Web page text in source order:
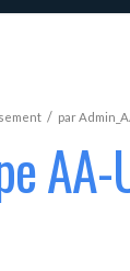
/ par
AA-